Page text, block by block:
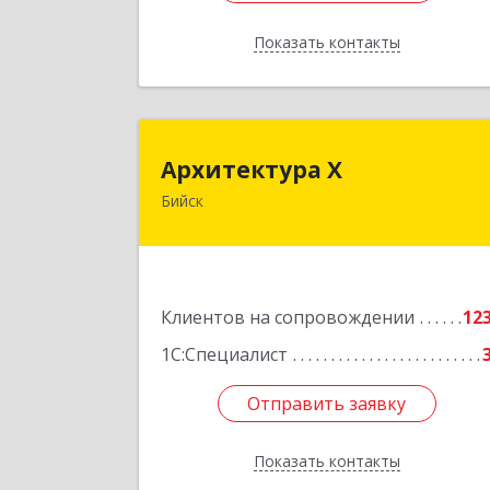
Показать контакты
Назад
Архитектура Х
Бийск
Клиентов на сопровождении
1С:Специалист
Отправить заявку
Показать контакты
Отправить заявку
Назад